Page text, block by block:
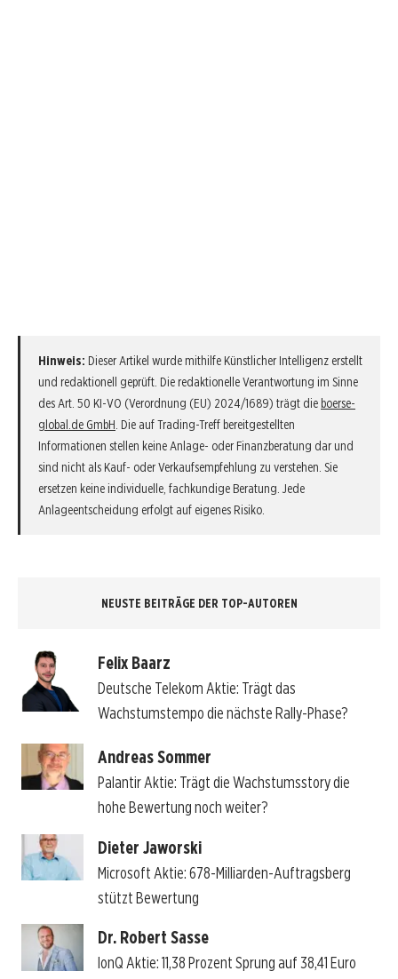
Hinweis: Dieser Artikel wurde mithilfe Künstlicher Intelligenz erstellt
und redaktionell geprüft. Die redaktionelle Verantwortung im Sinne
des Art. 50 KI-VO (Verordnung (EU) 2024/1689) trägt die boerse-
global.de GmbH. Die auf Trading-Treff bereitgestellten
Informationen stellen keine Anlage- oder Finanzberatung dar und
sind nicht als Kauf- oder Verkaufsempfehlung zu verstehen. Sie
ersetzen keine individuelle, fachkundige Beratung. Jede
Anlageentscheidung erfolgt auf eigenes Risiko.
NEUSTE BEITRÄGE DER TOP-AUTOREN
Felix Baarz
Deutsche Telekom Aktie: Trägt das
Wachstumstempo die nächste Rally-Phase?
Andreas Sommer
Palantir Aktie: Trägt die Wachstumsstory die
hohe Bewertung noch weiter?
Dieter Jaworski
Microsoft Aktie: 678-Milliarden-Auftragsberg
stützt Bewertung
Dr. Robert Sasse
IonQ Aktie: 11,38 Prozent Sprung auf 38,41 Euro